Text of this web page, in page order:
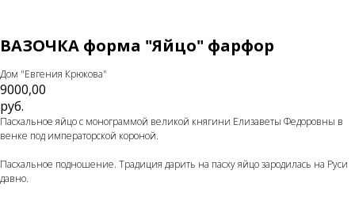
ВАЗОЧКА форма "Яйцо" фарфор
Дом "Евгения Крюкова"
9000,00
руб.
Пасхальное яйцо с монограммой великой княгини Елизаветы Федоровны в
венке под императорской короной.
Пасхальное подношение. Традиция дарить на пасху яйцо зародилась на Руси
давно.